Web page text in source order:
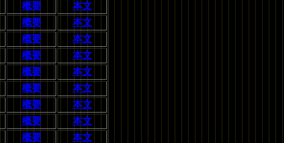
概要
本文
概要
本文
概要
本文
概要
本文
概要
本文
概要
本文
概要
本文
概要
本文
概要
本文